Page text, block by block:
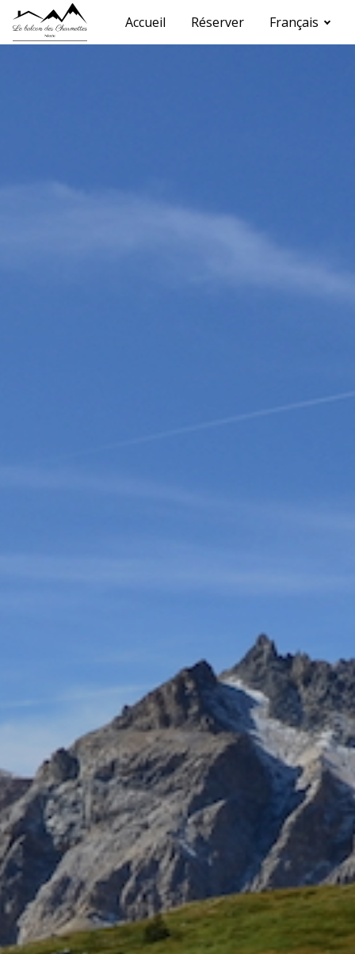
Accueil Réserver Français